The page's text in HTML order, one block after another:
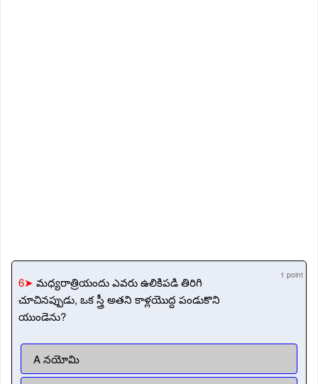
6➤ మధ్యరాత్రియందు ఎవరు ఉలికిపడి తిరిగి
చూచినప్పుడు, ఒక స్త్రీ అతని కాళ్లయొద్ద పండుకొని
యుండెను?
1 point
A నయోమి